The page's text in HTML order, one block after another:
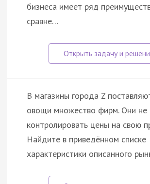
бизнеса имеет ряд
сравне…
В магазины города Z
овощи множество фирм. Они не
контролировать цены на свою
Найдите в приведённом списке
характеристики описанного